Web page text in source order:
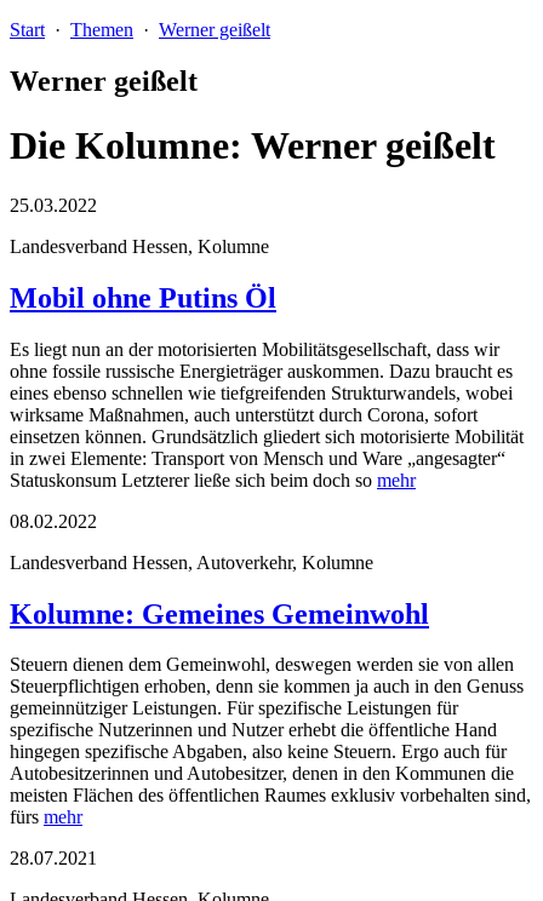
Start · Themen · Werner geißelt
Werner geißelt
Die Kolumne: Werner geißelt
25.03.2022
Landesverband Hessen, Kolumne
Mobil ohne Putins Öl
Es liegt nun an der motorisierten Mobilitätsgesellschaft, dass wir
ohne fossile russische Energieträger auskommen. Dazu braucht es
eines ebenso schnellen wie tiefgreifenden Strukturwandels, wobei
wirksame Maßnahmen, auch unterstützt durch Corona, sofort
einsetzen können. Grundsätzlich gliedert sich motorisierte Mobilität
in zwei Elemente: Transport von Mensch und Ware „angesagter“
Statuskonsum Letzterer ließe sich beim doch so mehr
08.02.2022
Landesverband Hessen, Autoverkehr, Kolumne
Kolumne: Gemeines Gemeinwohl
Steuern dienen dem Gemeinwohl, deswegen werden sie von allen
Steuerpflichtigen erhoben, denn sie kommen ja auch in den Genuss
gemeinnütziger Leistungen. Für spezifische Leistungen für
spezifische Nutzerinnen und Nutzer erhebt die öffentliche Hand
hingegen spezifische Abgaben, also keine Steuern. Ergo auch für
Autobesitzerinnen und Autobesitzer, denen in den Kommunen die
meisten Flächen des öffentlichen Raumes exklusiv vorbehalten sind,
fürs mehr
28.07.2021